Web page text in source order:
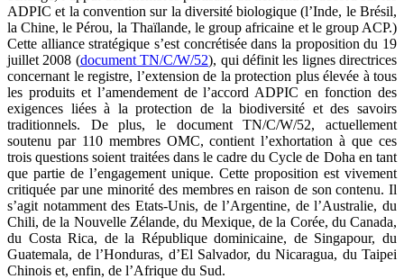
ADPIC et la convention sur la diversité biologique (l’Inde, le Brésil,
la Chine, le Pérou, la Thaïlande, le group africaine et le group ACP.)
Cette alliance stratégique s’est concrétisée dans la proposition du 19
juillet 2008 (document TN/C/W/52), qui définit les lignes directrices
concernant le registre, l’extension de la protection plus élevée à tous
les produits et l’amendement de l’accord ADPIC en fonction des
exigences liées à la protection de la biodiversité et des savoirs
traditionnels. De plus, le document TN/C/W/52, actuellement
soutenu par 110 membres OMC, contient l’exhortation à que ces
trois questions soient traitées dans le cadre du Cycle de Doha en tant
que partie de l’engagement unique. Cette proposition est vivement
critiquée par une minorité des membres en raison de son contenu. Il
s’agit notamment des Etats-Unis, de l’Argentine, de l’Australie, du
Chili, de la Nouvelle Zélande, du Mexique, de la Corée, du Canada,
du Costa Rica, de la République dominicaine, de Singapour, du
Guatemala, de l’Honduras, d’El Salvador, du Nicaragua, du Taipei
Chinois et, enfin, de l’Afrique du Sud.